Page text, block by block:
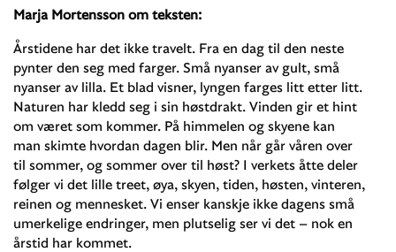
Marja Mortensson om teksten:
Årstidene har det ikke travelt. Fra en dag til den neste
pynter den seg med farger. Små nyanser av gult, små
nyanser av lilla. Et blad visner, lyngen farges litt etter litt.
Naturen har kledd seg i sin høstdrakt. Vinden gir et hint
om været som kommer. På himmelen og skyene kan
man skimte hvordan dagen blir. Men når går våren over
til sommer, og sommer over til høst? I verkets åtte deler
følger vi det lille treet, øya, skyen, tiden, høsten, vinteren,
reinen og mennesket. Vi enser kanskje ikke dagens små
umerkelige endringer, men plutselig ser vi det – nok en
årstid har kommet.